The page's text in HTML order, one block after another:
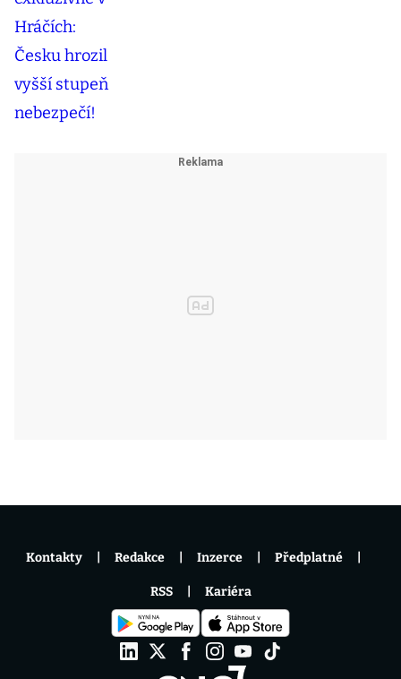
Kontakty Redakce Inzerce Předplatné
RSS Kariéra